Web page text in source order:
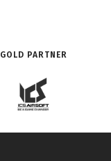
GOLD PARTNER